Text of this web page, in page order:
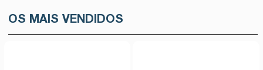
OS MAIS VENDIDOS